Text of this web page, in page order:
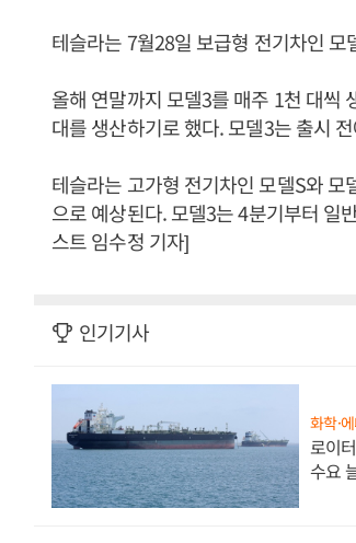
테슬라는 7월28일 보급형 전기차인
올해 연말까지 모델3를 매주 1천 대씩
대를 생산하기로 했다. 모델3는 출시
테슬라는 고가형 전기차인 모델S와
으로 예상된다. 모델3는 4분기부터 일
스트 임수정 기자]
인기기사
화학·
로이
수요